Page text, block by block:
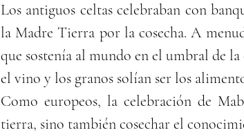
Los antiguos celtas celebraban con
la Madre Tierra por la cosecha. A
que sostenía al mundo en el umbral de
el vino y los granos solían ser los
Como europeos, la celebración de
tierra, sino también cosechar el